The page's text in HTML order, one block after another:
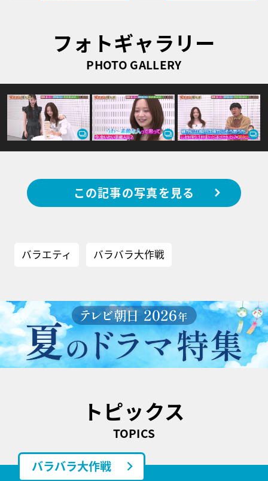
フォトギャラリー
PHOTO GALLERY
この記事の写真を見る
バラエティ バラバラ大作戦
トピックス
TOPICS
バラバラ大作戦